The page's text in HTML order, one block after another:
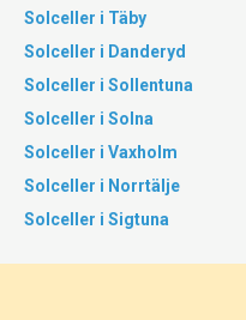
Solceller i Täby
Solceller i Danderyd
Solceller i Sollentuna
Solceller i Solna
Solceller i Vaxholm
Solceller i Norrtälje
Solceller i Sigtuna